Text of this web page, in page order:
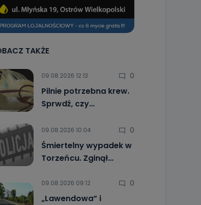
TAKŻE
09.08.2026 12:13 0
Pilnie potrzebna krew.
Sprwdź, czy…
09.08.2026 10:04 0
Śmiertelny wypadek w
Torzeńcu. Zginął…
09.08.2026 09:12 0
„Lawendowa” i